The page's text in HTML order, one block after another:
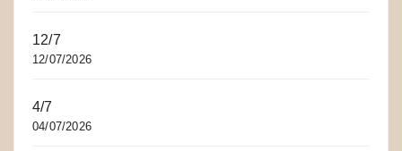
12/7
12/07/2026
4/7
04/07/2026